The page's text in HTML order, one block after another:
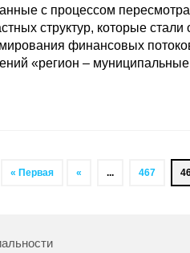
с процессом
структур, которые
финансовых
«регион –
« Первая « ... 467